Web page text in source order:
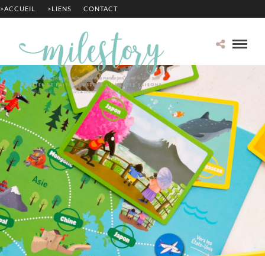
>ACCUEIL >LIENS CONTACT